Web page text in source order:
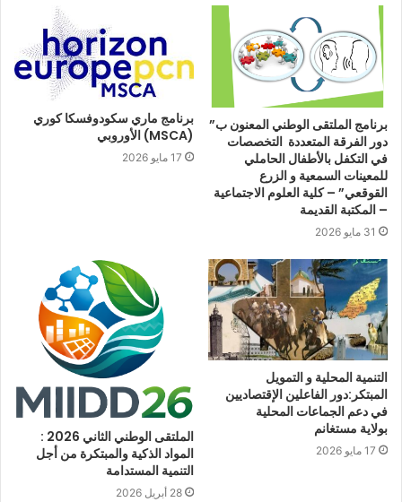
برنامج الملتقى الوطني المعنون ب”
دور الفرقة المتعددة التخصصات
في التكفل بالأطفال الحاملي
للمعينات السمعية و الزرع
القوقعي” – كلية العلوم الاجتماعية
– المكتبة القديمة
31 مايو 2026
برنامج ماري سكودوفسكا كوري
(MSCA) الأوروبي
17 مايو 2026
التنمية المحلية و التمويل
المبتكر:دور الفاعلين الإقتصاديين
في دعم الجماعات المحلية
بولاية مستغانم
17 مايو 2026
الملتقى الوطني الثاني 2026 :
المواد الذكية والمبتكرة من أجل
التنمية المستدامة
28 أبريل 2026